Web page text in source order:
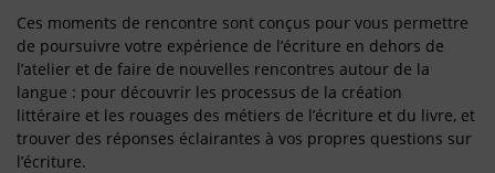
Ces moments de rencontre sont conçus pour vous permettre
de poursuivre votre expérience de l’écriture en dehors de
l’atelier et de faire de nouvelles rencontres autour de la
langue : pour découvrir les processus de la création
littéraire et les rouages des métiers de l’écriture et du livre, et
trouver des réponses éclairantes à vos propres questions sur
l’écriture.